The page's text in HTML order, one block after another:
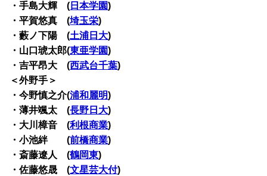
・手島大輝 ( 日本学園)
・平賀悠真 (埼玉栄)
・藪ノ下陽 (土浦日大)
・山口琥太郎(東亜学園)
・吉平昂大 (西武台千葉)
＜外野手＞
・今野慎之介(浦和麗明)
・薄井颯太 (長野日大)
・大川樟音 (利根商業)
・小池絆 (前橋商業)
・斎藤遼人 (鶴岡東)
・佐藤悠晟 (文星芸大付)